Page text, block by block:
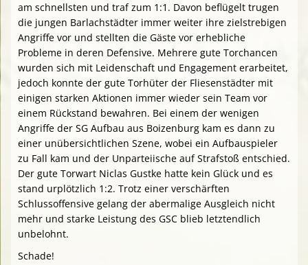
am schnellsten und traf zum 1:1. Davon beflügelt trugen
die jungen Barlachstädter immer weiter ihre zielstrebigen
Angriffe vor und stellten die Gäste vor erhebliche
Probleme in deren Defensive. Mehrere gute Torchancen
wurden sich mit Leidenschaft und Engagement erarbeitet,
jedoch konnte der gute Torhüter der Fliesenstädter mit
einigen starken Aktionen immer wieder sein Team vor
einem Rückstand bewahren. Bei einem der wenigen
Angriffe der SG Aufbau aus Boizenburg kam es dann zu
einer unübersichtlichen Szene, wobei ein Aufbauspieler
zu Fall kam und der Unparteiische auf Strafstoß entschied.
Der gute Torwart Niclas Gustke hatte kein Glück und es
stand urplötzlich 1:2. Trotz einer verschärften
Schlussoffensive gelang der abermalige Ausgleich nicht
mehr und starke Leistung des GSC blieb letztendlich
unbelohnt.
Schade!